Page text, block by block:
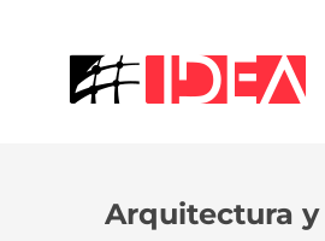
Arquitectura